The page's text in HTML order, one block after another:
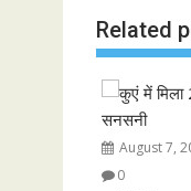
k
Related
August 7,
0